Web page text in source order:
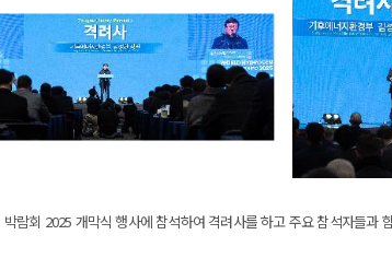
람회 2025 개막식 행사에 참석하여 격려사를 하고 주요 참석자들과